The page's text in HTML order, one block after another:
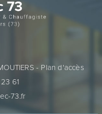
- Plan d'accès
61
73.fr